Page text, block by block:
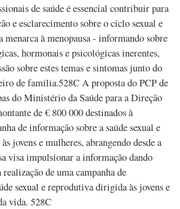
de saúde é essencial contribuir para
e esclarecimento sobre o ciclo sexual e
menarca à menopausa - informando sobre
hormonais e psicológicas inerentes,
sobre estes temas e sintomas junto do
de família.528C A proposta do PCP de
do Ministério da Saúde para a Direção
de € 800 000 destinados à
de informação sobre a saúde sexual e
jovens e mulheres, abrangendo desde a
visa impulsionar a informação dando
de uma campanha de
sexual e reprodutiva dirigida às jovens e
vida. 528C